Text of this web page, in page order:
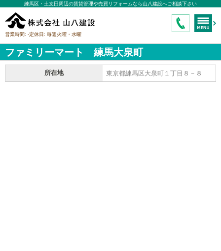
練馬区・土支田周辺の賃貸管理や売買リフォームなら山八建設へご相談下さい
営業時間: -定休日: 毎週火曜・水曜
ファミリーマート 練馬大泉町
所在地 東京都練馬区大泉町１丁目８－８